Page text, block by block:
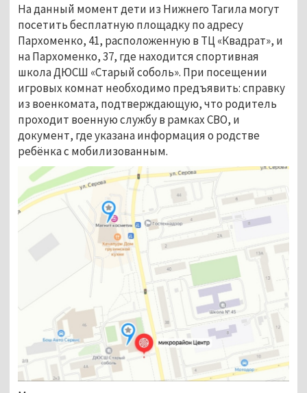
На данный момент дети из Нижнего Тагила могут
посетить бесплатную площадку по адресу
Пархоменко, 41, расположенную в ТЦ «Квадрат», и
на Пархоменко, 37, где находится спортивная
школа ДЮСШ «Старый соболь». При посещении
игровых комнат необходимо предъявить: справку
из военкомата, подтверждающую, что родитель
проходит военную службу в рамках СВО, и
документ, где указана информация о родстве
ребёнка с мобилизованным.